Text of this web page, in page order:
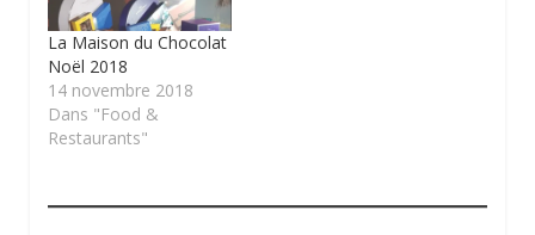
La Maison du Chocolat
Noël 2018
14 novembre 2018
Dans "Food &
Restaurants"